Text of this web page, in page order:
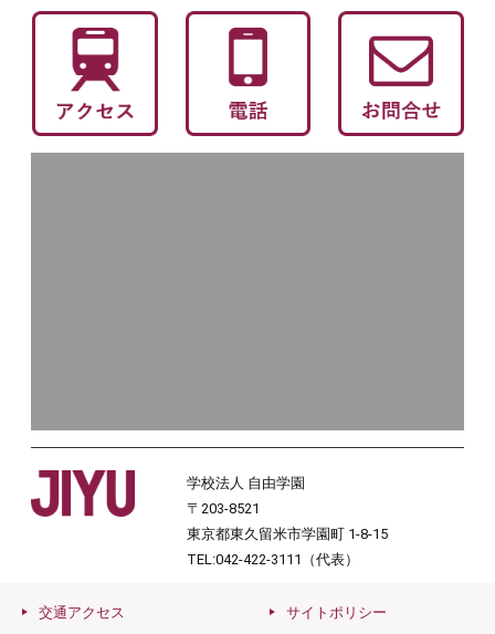
学校法人 自由学園
〒203-8521
東京都東久留米市学園町 1-8-15
TEL:042-422-3111（代表）
交通アクセス サイトポリシー